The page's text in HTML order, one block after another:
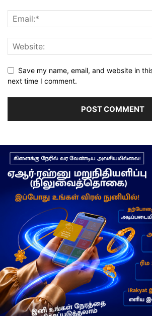
Save my name, email, and website in
next time I comment.